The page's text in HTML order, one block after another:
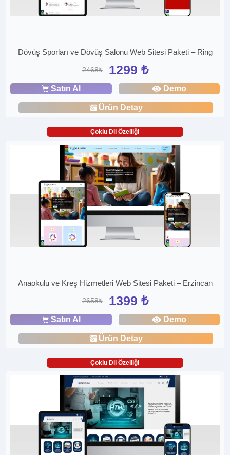
Dövüş Sporları ve Dövüş Salonu Web Sitesi Paketi – Ring
2468₺ 1299 ₺
Satın Al Demo
Ürün Detay
Çoklu Dil Özelliği
Anaokulu ve Kreş Hizmetleri Web Sitesi Paketi – Erzincan
2658₺ 1399 ₺
Satın Al Demo
Ürün Detay
Çoklu Dil Özelliği